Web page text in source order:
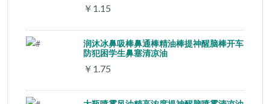
￥1.15
润沐冰鼻吸棒鼻通棒精油棒提神醒脑棒开车
防犯困学生鼻塞清凉油
￥1.75